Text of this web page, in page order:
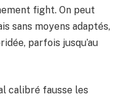
fight. On peut
sans moyens adaptés,
parfois jusqu’au
calibré fausse les